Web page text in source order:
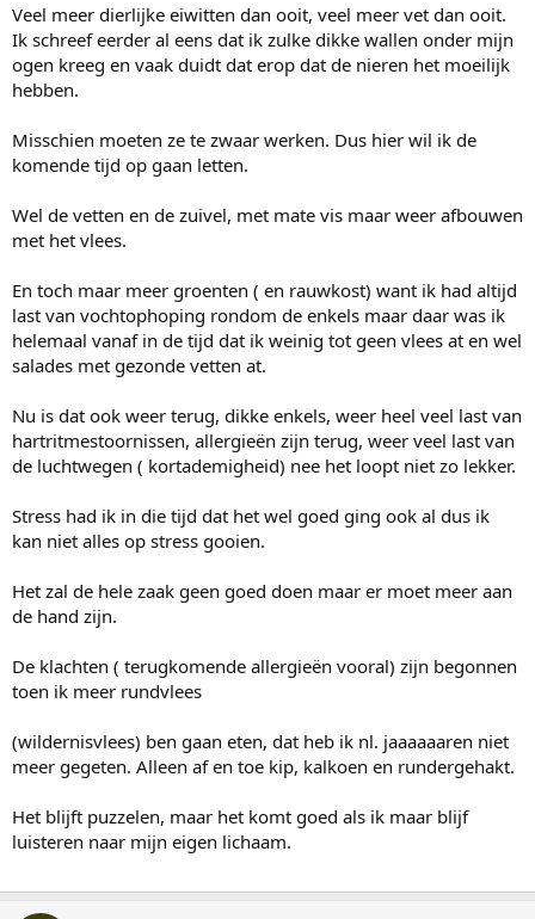
Veel meer dierlijke eiwitten dan ooit, veel meer vet dan ooit.
Ik schreef eerder al eens dat ik zulke dikke wallen onder mijn
ogen kreeg en vaak duidt dat erop dat de nieren het moeilijk
hebben.
Misschien moeten ze te zwaar werken. Dus hier wil ik de
komende tijd op gaan letten.
Wel de vetten en de zuivel, met mate vis maar weer afbouwen
met het vlees.
En toch maar meer groenten ( en rauwkost) want ik had altijd
last van vochtophoping rondom de enkels maar daar was ik
helemaal vanaf in de tijd dat ik weinig tot geen vlees at en wel
salades met gezonde vetten at.
Nu is dat ook weer terug, dikke enkels, weer heel veel last van
hartritmestoornissen, allergieën zijn terug, weer veel last van
de luchtwegen ( kortademigheid) nee het loopt niet zo lekker.
Stress had ik in die tijd dat het wel goed ging ook al dus ik
kan niet alles op stress gooien.
Het zal de hele zaak geen goed doen maar er moet meer aan
de hand zijn.
De klachten ( terugkomende allergieën vooral) zijn begonnen
toen ik meer rundvlees
(wildernisvlees) ben gaan eten, dat heb ik nl. jaaaaaaren niet
meer gegeten. Alleen af en toe kip, kalkoen en rundergehakt.
Het blijft puzzelen, maar het komt goed als ik maar blijf
luisteren naar mijn eigen lichaam.